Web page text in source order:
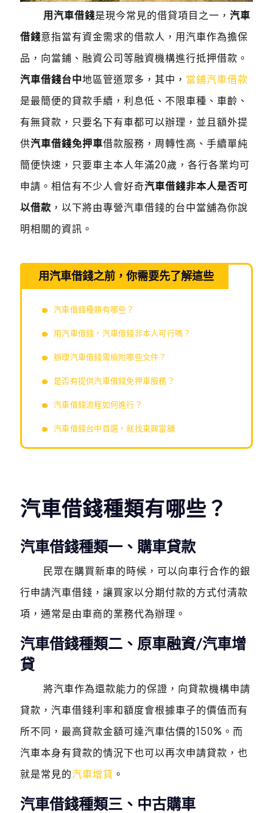
用汽車借錢是現今常見的借貸項目之一， 汽車
借錢意指當有資金需求的借款人，用汽車作為擔保
品，向當鋪、融資公司等融資機構進行抵押借款。
汽車借錢台中地區管道眾多，其中， 當鋪汽車借款
是最簡便的貸款手續，利息低、不限車種、車齡、
有無貸款，只要名下有車都可以辦理，並且額外提
供汽車借錢免押車借款服務，周轉性高、手續單純
簡便快速，只要車主本人年滿20歲，各行各業均可
申請。相信有不少人會好奇汽車借錢非本人是否可
以借款 ，以下將由專營汽車借錢的台中當舖為你說
明相關的資訊。
用汽車借錢之前，你需要先了解這些
汽車借錢種類有哪些？
用汽車借錢，汽車借錢非本人可行嗎？
辦理汽車借錢需檢附哪些文件？
是否有提供汽車借錢免押車服務？
汽車借錢流程如何進行？
汽車借錢台中首選，就找東興當舖
汽車借錢種類有哪些？
汽車借錢種類一、購車貸款
民眾在購買新車的時候，可以向車行合作的銀
行申請汽車借錢，讓買家以分期付款的方式付清款
項，通常是由車商的業務代為辦理。
汽車借錢種類二、原車融資/汽車增
貸
將汽車作為還款能力的保證，向貸款機構申請
貸款，汽車借錢利率和額度會根據車子的價值而有
所不同，最高貸款金額可達汽車估價的150%。而
汽車本身有貸款的情況下也可以再次申請貸款，也
就是常見的汽車增貸 。
汽車借錢種類三、中古購車